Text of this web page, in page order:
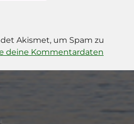
Akismet, um Spam zu
deine Kommentardaten